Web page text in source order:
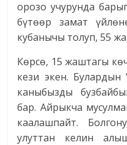
орозо учурунда
бүтөөр замат
кубанычы толуп, 55
Көрсө, 15 жаштагы
кези экен. Булардын
каныбызды
бар. Айрыкча
каалашпайт.
улуттан келин